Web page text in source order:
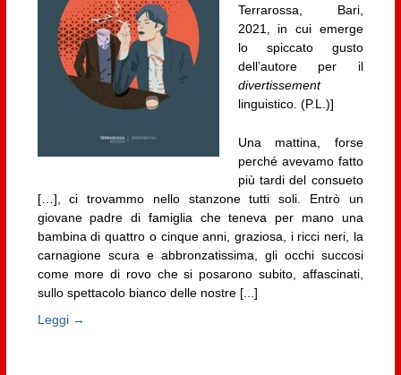
Terrarossa, Bari,
2021, in cui emerge
lo spiccato gusto
dell’autore per il
divertissement
linguistico. (P.L.)]
Una mattina, forse
perché avevamo fatto
più tardi del consueto
[…], ci trovammo nello stanzone tutti soli. Entrò un
giovane padre di famiglia che teneva per mano una
bambina di quattro o cinque anni, graziosa, i ricci neri, la
carnagione scura e abbronzatissima, gli occhi succosi
come more di rovo che si posarono subito, affascinati,
sullo spettacolo bianco delle nostre [...]
Leggi →